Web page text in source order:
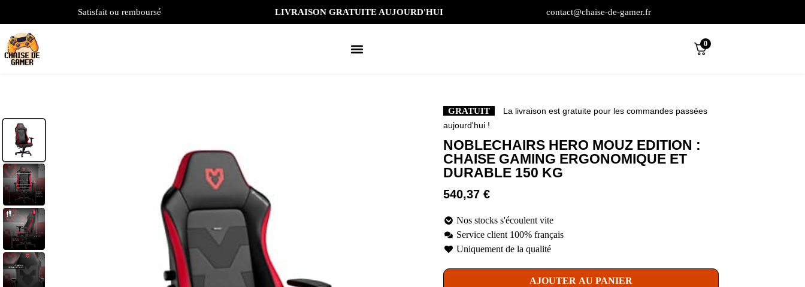
Satisfait ou remboursé LIVRAISON GRATUITE AUJOURD'HUI contact@chaise-de-gamer.fr
0
GRATUIT
La livraison est gratuite pour les commandes passées
aujourd'hui !
NOBLECHAIRS HERO MOUZ EDITION :
CHAISE GAMING ERGONOMIQUE ET
DURABLE 150 KG
540,37 €
Nos stocks s'écoulent vite
Service client 100% français
Uniquement de la qualité
AJOUTER AU PANIER